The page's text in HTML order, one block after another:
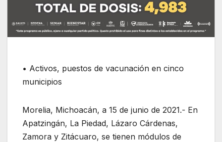
• Activos, puestos de vacunación en cinco
municipios
Morelia, Michoacán, a 15 de junio de 2021.- En
Apatzingán, La Piedad, Lázaro Cárdenas,
Zamora y Zitácuaro, se tienen módulos de